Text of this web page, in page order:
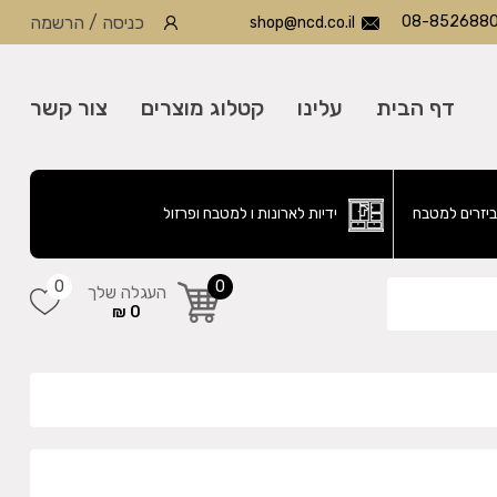
08-
shop@ncd.co.il כניסה / הרשמה
דף הבית עלינו קטלוג מוצרים צור קשר
למטבח ידיות לארונות ו למטבח ופרזול
0 העגלה שלך
0 ₪
0